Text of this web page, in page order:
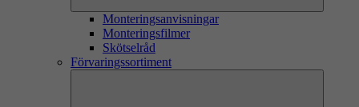
Monteringsanvisningar
Monteringsfilmer
Skötselråd
Förvaringssortiment